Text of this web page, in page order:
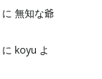
に 無知な爺
に koyu よ